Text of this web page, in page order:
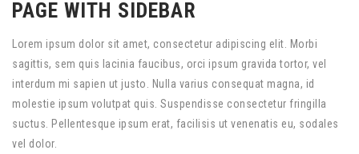
PAGE WITH SIDEBAR
Lorem ipsum dolor sit amet, consectetur adipiscing elit. Morbi
sagittis, sem quis lacinia faucibus, orci ipsum gravida tortor, vel
interdum mi sapien ut justo. Nulla varius consequat magna, id
molestie ipsum volutpat quis. Suspendisse consectetur fringilla
suctus. Pellentesque ipsum erat, facilisis ut venenatis eu, sodales
vel dolor.